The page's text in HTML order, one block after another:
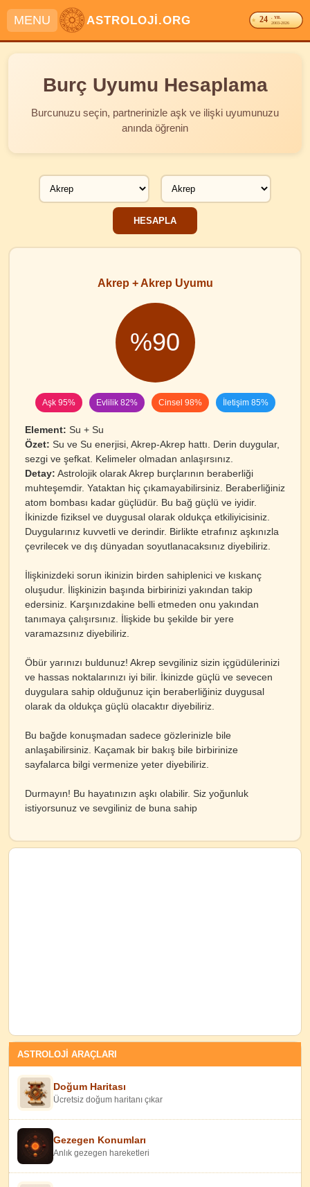
MENU ASTROLOJİ.ORG 24 . YIL
2003-2026
Burç Uyumu Hesaplama
Burcunuzu seçin, partnerinizle aşk ve ilişki uyumunuzu
anında öğrenin
Akrep + Akrep Uyumu
%90
Aşk 95% Evlilik 82% Cinsel 98% İletişim 85%
Element: Su + Su
Özet: Su ve Su enerjisi, Akrep-Akrep hattı. Derin duygular,
sezgi ve şefkat. Kelimeler olmadan anlaşırsınız.
Detay: Astrolojik olarak Akrep burçlarının beraberliği
muhteşemdir. Yataktan hiç çıkamayabilirsiniz. Beraberliğiniz
atom bombası kadar güçlüdür. Bu bağ güçlü ve iyidir.
İkinizde fiziksel ve duygusal olarak oldukça etkiliyicisiniz.
Duygularınız kuvvetli ve derindir. Birlikte etrafınız aşkınızla
çevrilecek ve dış dünyadan soyutlanacaksınız diyebiliriz.
İlişkinizdeki sorun ikinizin birden sahiplenici ve kıskanç
oluşudur. İlişkinizin başında birbirinizi yakından takip
edersiniz. Karşınızdakine belli etmeden onu yakından
tanımaya çalışırsınız. İlişkide bu şekilde bir yere
varamazsınız diyebiliriz.
Öbür yarınızı buldunuz! Akrep sevgiliniz sizin içgüdülerinizi
ve hassas noktalarınızı iyi bilir. İkinizde güçlü ve sevecen
duygulara sahip olduğunuz için beraberliğiniz duygusal
olarak da oldukça güçlü olacaktır diyebiliriz.
Bu bağde konuşmadan sadece gözlerinizle bile
anlaşabilirsiniz. Kaçamak bir bakış bile birbirinize
sayfalarca bilgi vermenize yeter diyebiliriz.
Durmayın! Bu hayatınızın aşkı olabilir. Siz yoğunluk
istiyorsunuz ve sevgiliniz de buna sahip
ASTROLOJİ ARAÇLARI
Doğum Haritası
Ücretsiz doğum haritanı çıkar
Gezegen Konumları
Anlık gezegen hareketleri